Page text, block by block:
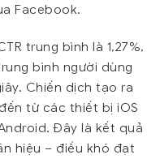
Facebook.
trung bình là 1,27%,
bình người dùng
Chiến dịch tạo ra
từ các thiết bị iOS
Đây là kết quả
hiệu – điều khó đạt